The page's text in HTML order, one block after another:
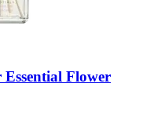
Flower